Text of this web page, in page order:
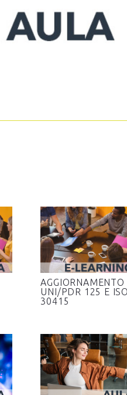
AGGIORNAMENTO
UNI/PDR 125 E ISO
30415